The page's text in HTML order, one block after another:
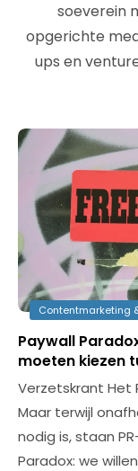
soeverein
opgerichte
ups en
Contentmarketing
Paywall
moeten kiezen
Verzetskrant Het
Maar terwijl
nodig is, staan
Paradox: we